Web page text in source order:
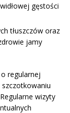
gęstości
tłuszczów oraz
jamy
regularnej
wizyty